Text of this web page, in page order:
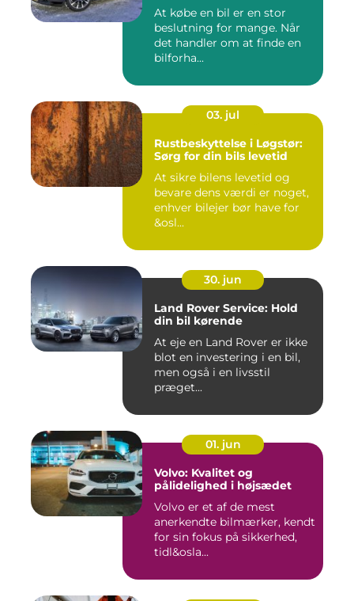
At købe en bil er en stor
beslutning for mange. Når
det handler om at finde en
bilforha...
03. jul
Rustbeskyttelse i Løgstør:
Sørg for din bils levetid
At sikre bilens levetid og
bevare dens værdi er noget,
enhver bilejer bør have for
&osl...
30. jun
Land Rover Service: Hold
din bil kørende
At eje en Land Rover er ikke
blot en investering i en bil,
men også i en livsstil
præget...
01. jun
Volvo: Kvalitet og
pålidelighed i højsædet
Volvo er et af de mest
anerkendte bilmærker, kendt
for sin fokus på sikkerhed,
tidl&osla...